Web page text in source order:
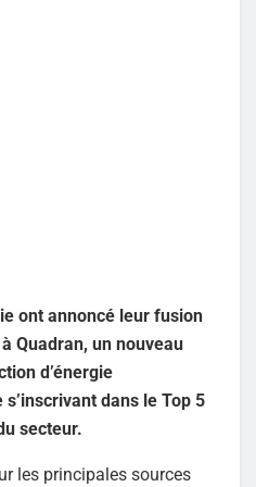
ont annoncé leur fusion
Quadran, un nouveau
d’énergie
dans le Top 5
secteur.
les principales sources